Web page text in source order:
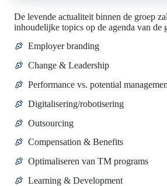
De levende actualiteit binnen de groep
inhoudelijke topics op de agenda van de
Employer branding
Change & Leadership
Performance vs. potential
Digitalisering/robotisering
Outsourcing
Compensation & Benefits
Optimaliseren van TM programs
Learning & Development